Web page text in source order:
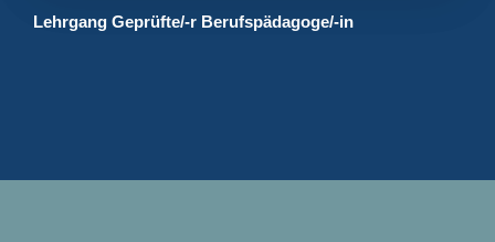
Lehrgang Geprüfte/-r Berufspädagoge/-in